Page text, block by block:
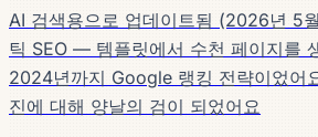
AI 검색용으로 업데이트됨 (2026년 5
틱 SEO — 템플릿에서 수천 페이지를
2024년까지 Google 랭킹 전략이었어
진에 대해 양날의 검이 되었어요